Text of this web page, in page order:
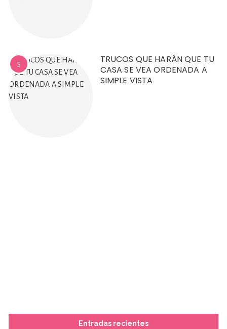
5
TRUCOS QUE HARÁN QUE TU
CASA SE VEA ORDENADA A
SIMPLE VISTA
Entradas recientes